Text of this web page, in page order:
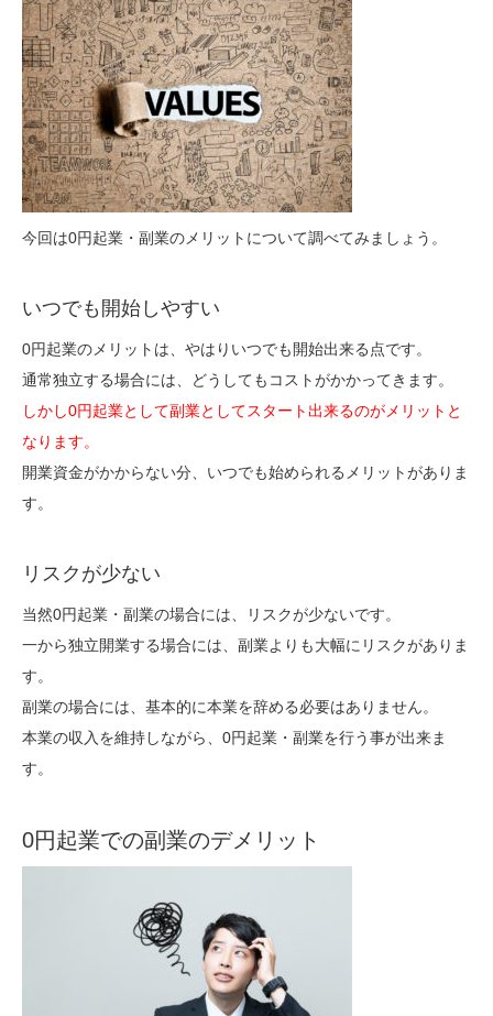
今回は0円起業・副業のメリットについて調べてみましょう。
いつでも開始しやすい
0円起業のメリットは、やはりいつでも開始出来る点です。
通常独立する場合には、どうしてもコストがかかってきます。
しかし0円起業として副業としてスタート出来るのがメリットと
なります。
開業資金がかからない分、いつでも始められるメリットがありま
す。
リスクが少ない
当然0円起業・副業の場合には、リスクが少ないです。
一から独立開業する場合には、副業よりも大幅にリスクがありま
す。
副業の場合には、基本的に本業を辞める必要はありません。
本業の収入を維持しながら、0円起業・副業を行う事が出来ま
す。
0円起業での副業のデメリット